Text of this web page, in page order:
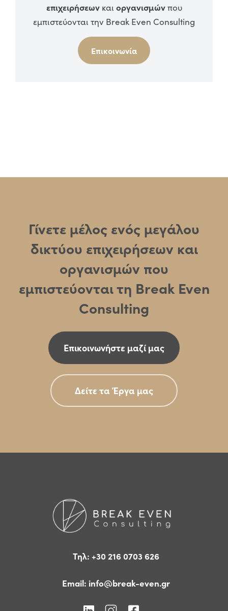
επιχειρήσεωνκαι οργανισμώνπου
εμπιστεύονται την Break Even Consulting
Επικοινωνία
Γίνετε μέλος ενός μεγάλου
δικτύου επιχειρήσεων και
οργανισμών που
εμπιστεύονται τη Break Even
Consulting
Επικοινωνήστε μαζί μας
Δείτε τα Έργα μας
Τηλ: +30 216 0703 626
Email: info@break-even.gr